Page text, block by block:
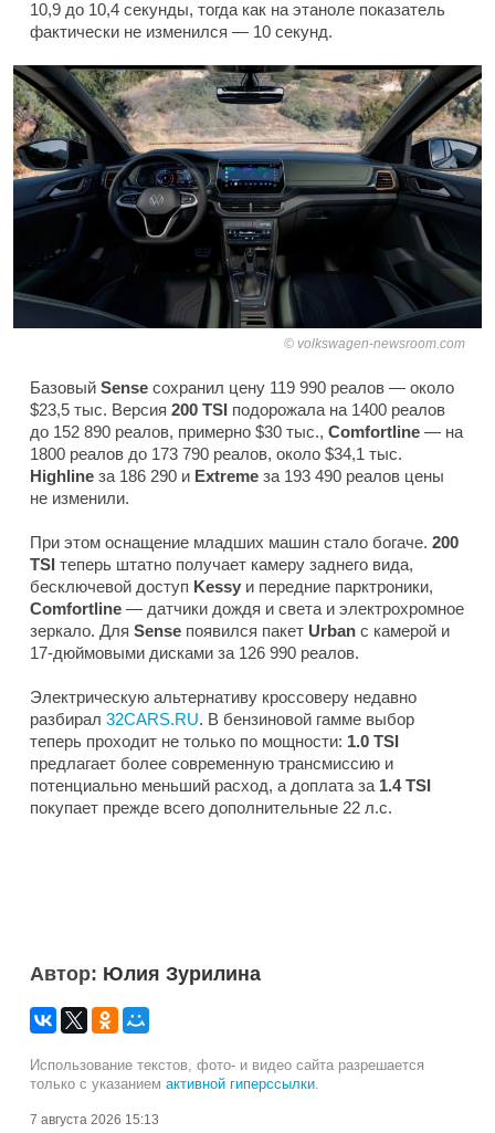
10,9 до 10,4 секунды, тогда как на этаноле показатель
фактически не изменился — 10 секунд.
volkswagen-newsroom.com
Базовый Sense сохранил цену 119 990 реалов — около
$23,5 тыс. Версия 200 TSI подорожала на 1400 реалов
до 152 890 реалов, примерно $30 тыс., Comfortline — на
1800 реалов до 173 790 реалов, около $34,1 тыс.
Highline за 186 290 и Extreme за 193 490 реалов цены
не изменили.
При этом оснащение младших машин стало богаче. 200
TSI теперь штатно получает камеру заднего вида,
бесключевой доступ Kessy и передние парктроники,
Comfortline — датчики дождя и света и электрохромное
зеркало. Для Sense появился пакет Urban с камерой и
17-дюймовыми дисками за 126 990 реалов.
Электрическую альтернативу кроссоверу недавно
разбирал 32CARS.RU. В бензиновой гамме выбор
теперь проходит не только по мощности: 1.0 TSI
предлагает более современную трансмиссию и
потенциально меньший расход, а доплата за 1.4 TSI
покупает прежде всего дополнительные 22 л.с.
Автор: Юлия Зурилина
Использование текстов, фото- и видео сайта разрешается
только с указанием активной гиперссылки.
7 августа 2026 15:13